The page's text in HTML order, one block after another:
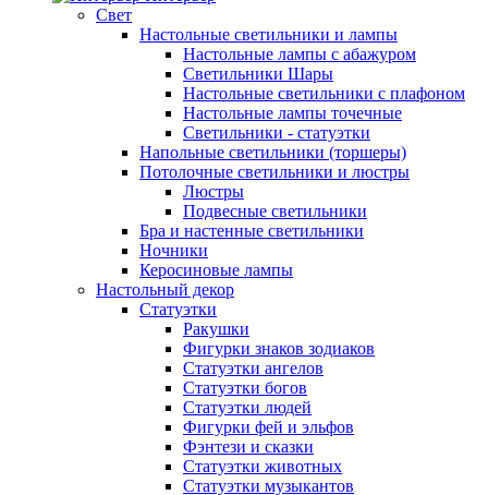
Свет
Настольные светильники и лампы
Настольные лампы с абажуром
Светильники Шары
Настольные светильники с плафоном
Настольные лампы точечные
Светильники - статуэтки
Напольные светильники (торшеры)
Потолочные светильники и люстры
Люстры
Подвесные светильники
Бра и настенные светильники
Ночники
Керосиновые лампы
Настольный декор
Статуэтки
Ракушки
Фигурки знаков зодиаков
Статуэтки ангелов
Статуэтки богов
Статуэтки людей
Фигурки фей и эльфов
Фэнтези и сказки
Статуэтки животных
Статуэтки музыкантов